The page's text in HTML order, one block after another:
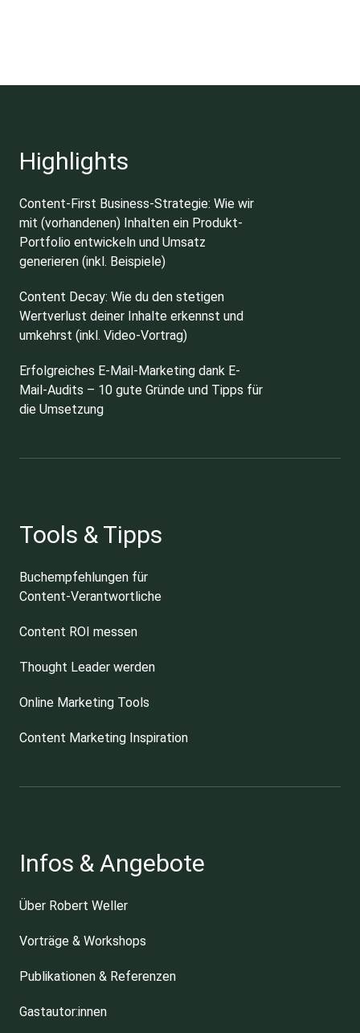
Highlights
Content-First Business-Strategie: Wie wir
mit (vorhandenen) Inhalten ein Produkt-
Portfolio entwickeln und Umsatz
generieren (inkl. Beispiele)
Content Decay: Wie du den stetigen
Wertverlust deiner Inhalte erkennst und
umkehrst (inkl. Video-Vortrag)
Erfolgreiches E-Mail-Marketing dank E-
Mail-Audits – 10 gute Gründe und Tipps für
die Umsetzung
Tools & Tipps
Buchempfehlungen für
Content-Verantwortliche
Content ROI messen
Thought Leader werden
Online Marketing Tools
Content Marketing Inspiration
Infos & Angebote
Über Robert Weller
Vorträge & Workshops
Publikationen & Referenzen
Gastautor:innen